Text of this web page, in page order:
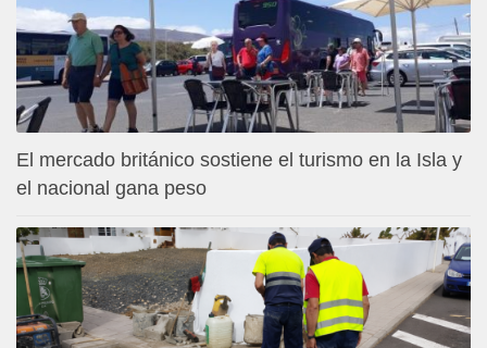
El mercado británico sostiene el turismo en la Isla y
el nacional gana peso